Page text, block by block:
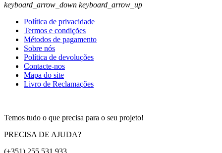
keyboard_arrow_down keyboard_arrow_up
Política de privacidade
Termos e condições
Métodos de pagamento
Sobre nós
Política de devoluções
Contacte-nos
Mapa do site
Livro de Reclamações
Temos tudo o que precisa para o seu projeto!
PRECISA DE AJUDA?